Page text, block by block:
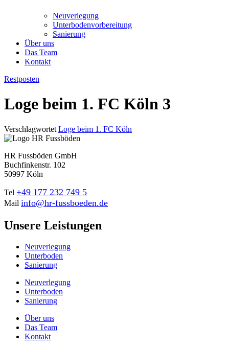
Neuverlegung
Unterbodenvorbereitung
Sanierung
Über uns
Das Team
Kontakt
Restposten
Loge beim 1. FC Köln 3
Verschlagwortet Loge beim 1. FC Köln
HR Fussböden GmbH
Buchfinkenstr. 102
50997 Köln
Tel +49 177 232 749 5
Mail info@hr-fussboeden.de
Unsere Leistungen
Neuverlegung
Unterboden
Sanierung
Neuverlegung
Unterboden
Sanierung
Über uns
Das Team
Kontakt